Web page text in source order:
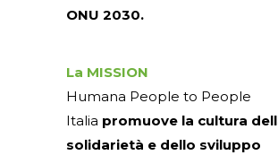
ONU 2030.
La MISSION
Humana People to People
Italia promuove la cultura
solidarietà e dello sviluppo